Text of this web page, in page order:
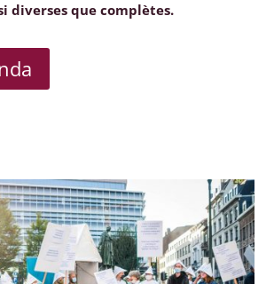
diverses que complètes.